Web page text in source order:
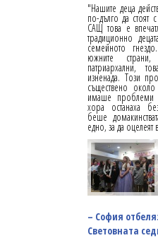
"Нашите деца
по-дълго да стоят
САЩ това е
традиционно
семейното
южните
патриархални,
изненада. Този
съществено около
имаше проблеми
хора останаха
беше
едно, за да оцелеят
– София
Световната